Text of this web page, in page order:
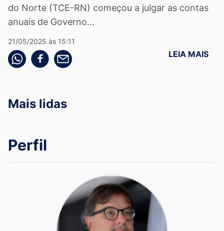
do Norte (TCE-RN) começou a julgar as contas
anuais de Governo...
21/05/2025 às 15:11
Compartilhe pelo whatsapp
Compartilhar no facebook
Compartilhe pelo email LEIA MAIS
Mais lidas
Perfil